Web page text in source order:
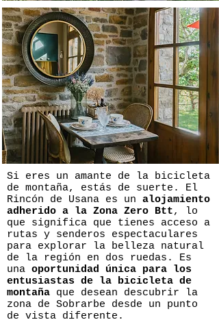
Si eres un amante de la bicicleta
de montaña, estás de suerte. El
Rincón de Usana es un alojamiento
adherido a la Zona Zero Btt, lo
que significa que tienes acceso a
rutas y senderos espectaculares
para explorar la belleza natural
de la región en dos ruedas. Es
una oportunidad única para los
entusiastas de la bicicleta de
montaña que desean descubrir la
zona de Sobrarbe desde un punto
de vista diferente.